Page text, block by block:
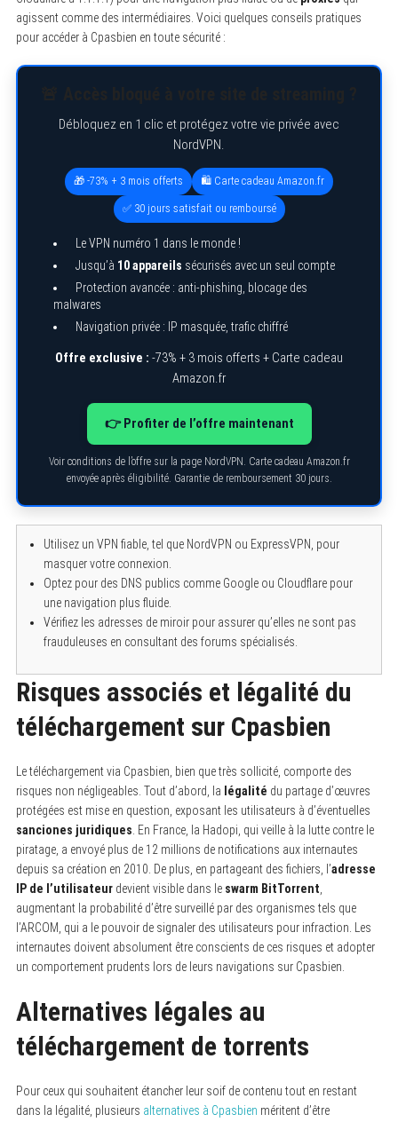
agissent comme des intermédiaires. Voici quelques conseils pratiques
pour accéder à Cpasbien en toute sécurité :
Débloquez en 1 clic et protégez votre vie privée avec
NordVPN.
🎁 -73% + 3 mois offerts 🛍️ Carte cadeau Amazon.fr
✅ 30 jours satisfait ou remboursé
Le VPN numéro 1 dans le monde !
Jusqu’à 10 appareils sécurisés avec un seul compte
Protection avancée : anti-phishing, blocage des
malwares
Navigation privée : IP masquée, trafic chiffré
Offre exclusive : -73% + 3 mois offerts + Carte cadeau
Amazon.fr
👉 Profiter de l’offre maintenant
Voir conditions de l’offre sur la page NordVPN. Carte cadeau Amazon.fr
envoyée après éligibilité. Garantie de remboursement 30 jours.
Utilisez un VPN fiable, tel que NordVPN ou ExpressVPN, pour
masquer votre connexion.
Optez pour des DNS publics comme Google ou Cloudflare pour
une navigation plus fluide.
Vérifiez les adresses de miroir pour assurer qu’elles ne sont pas
frauduleuses en consultant des forums spécialisés.
Risques associés et légalité du
téléchargement sur Cpasbien
Le téléchargement via Cpasbien, bien que très sollicité, comporte des
risques non négligeables. Tout d’abord, la légalité du partage d’œuvres
protégées est mise en question, exposant les utilisateurs à d’éventuelles
sanciones juridiques . En France, la Hadopi, qui veille à la lutte contre le
piratage, a envoyé plus de 12 millions de notifications aux internautes
depuis sa création en 2010. De plus, en partageant des fichiers, l’adresse
IP de l’utilisateurdevient visible dans le swarm BitTorrent
augmentant la probabilité d’être surveillé par des organismes tels que
l’ARCOM, qui a le pouvoir de signaler des utilisateurs pour infraction. Les
internautes doivent absolument être conscients de ces risques et adopter
un comportement prudents lors de leurs navigations sur Cpasbien.
Alternatives légales au
téléchargement de torrents
Pour ceux qui souhaitent étancher leur soif de contenu tout en restant
dans la légalité, plusieurs alternatives à Cpasbien méritent d’être